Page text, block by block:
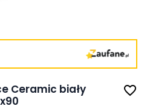
Ceramic biały
favorite_border